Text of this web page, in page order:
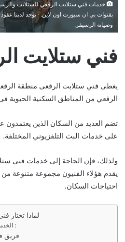
خدمات فني ستلايت الرقعي للستلايت
بقنوات بي ان سبورت اون لاين. · يوجد لدينا
وصيانة الرسيفر.
فني ستلايت
يغطى فني ستلايت الرقعى منطقة
الرقعي من المناطق السكنية الحيوية
تضم العديد من السكان الذين يعتمدون
على خدمات البث التلفزيوني المختلفة.
ولذلك، فإن الحاجة إلى خدمات فني
يقدم هؤلاء الفنيون مجموعة متنوعة
احتياجات السكان.
لماذا تختار
الخدمات التى تميزنا هى :
فريق